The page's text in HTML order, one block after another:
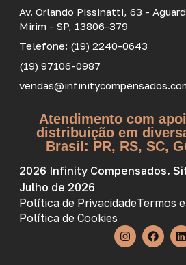
Av. Orlando Pissinatti, 63 -
Mirim - SP, 13806-379
Telefone: (19) 2240-0643
(19) 97106-0987
Atendimento com
distribuição em
Brasil: PR, RS, SC,
2026 Infinity Compensados.
Julho de 2026
Política de PrivacidadeTermos
Política de Cookies